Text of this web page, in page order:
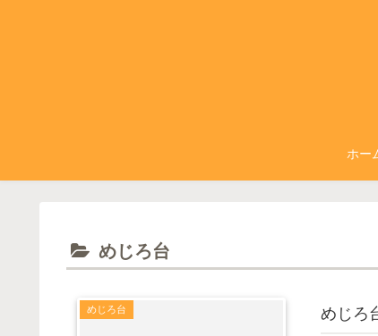
ホー
めじろ台
めじろ台 めじろ